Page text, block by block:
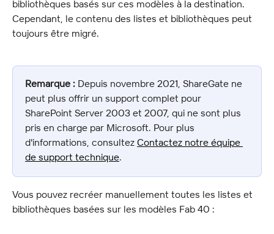
bibliothèques basés sur ces modèles à la destination.
Cependant, le contenu des listes et bibliothèques peut
toujours être migré.
Remarque : Depuis novembre 2021, ShareGate ne
peut plus offrir un support complet pour
SharePoint Server 2003 et 2007, qui ne sont plus
pris en charge par Microsoft. Pour plus
d'informations, consultez Contactez notre équipe
de support technique.
Vous pouvez recréer manuellement toutes les listes et
bibliothèques basées sur les modèles Fab 40 :